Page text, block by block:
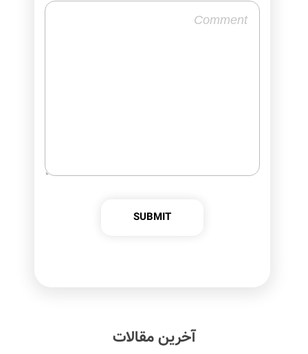
آخرین مقالات